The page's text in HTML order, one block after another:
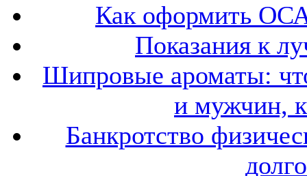
Как оформить
Показания к
Шипровые ароматы:
и мужчин,
Банкротство